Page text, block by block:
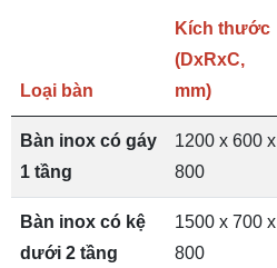
Loại bàn
Kích thước
(DxRxC,
mm)
Bàn inox có gáy
1 tầng
1200 x 600 x
800
Bàn inox có kệ
dưới 2 tầng
1500 x 700 x
800